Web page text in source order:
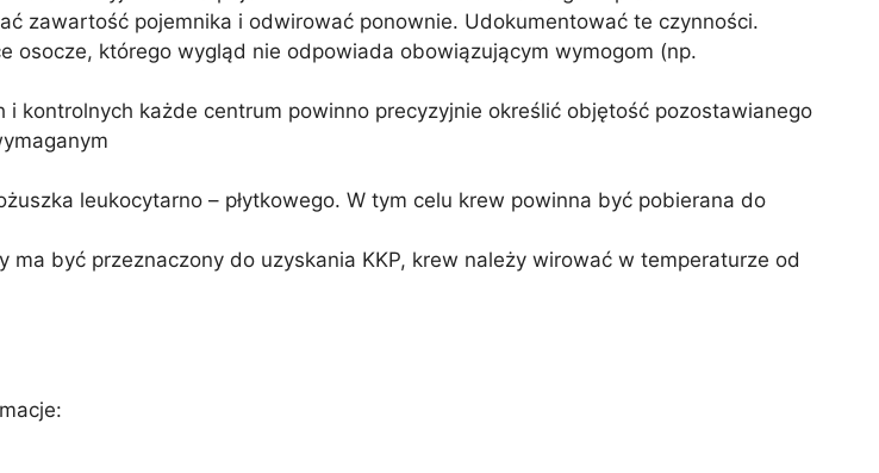
zawartość pojemnika i odwirować ponownie. Udokumentować te czynności.
osocze, którego wygląd nie odpowiada obowiązującym wymogom (np.
kontrolnych każde centrum powinno precyzyjnie określić objętość pozostawianego
leukocytarno – płytkowego. W tym celu krew powinna być pobierana do
być przeznaczony do uzyskania KKP, krew należy wirować w temperaturze od